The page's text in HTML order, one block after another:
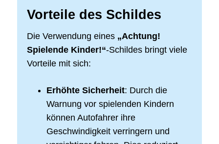
Vorteile des Schildes
Die Verwendung eines „Achtung!
Spielende Kinder!“-Schildes bringt viele
Vorteile mit sich:
Erhöhte Sicherheit: Durch die
Warnung vor spielenden Kindern
können Autofahrer ihre
Geschwindigkeit verringern und